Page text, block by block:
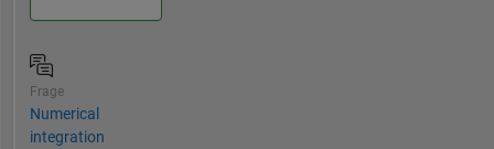
Frage
Numerical
integration